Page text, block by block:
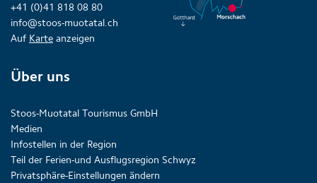
+41 (0)41 818 08 80
info@stoos-muotatal.ch
Auf Karte anzeigen
Über uns
Stoos-Muotatal Tourismus GmbH
Medien
Infostellen in der Region
Teil der Ferien-und Ausflugsregion Schwyz
Privatsphäre-Einstellungen ändern